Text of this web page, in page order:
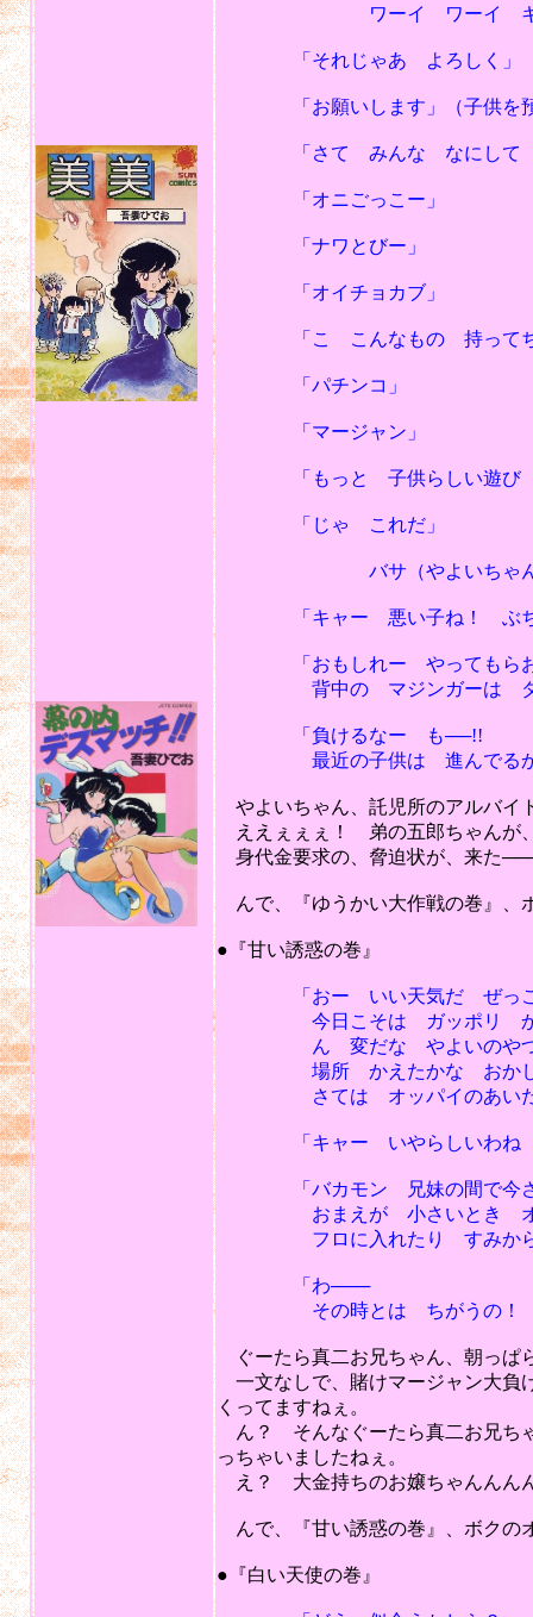
ワーイ ワーイ キ
「それじゃあ よろしく」
「お願いします」（子供を預
「さて みんな なにして 遊
「オニごっこー」
「ナワとびー」
「オイチョカブ」
「こ こんなもの 持ってち
「パチンコ」
「マージャン」
「もっと 子供らしい遊び
「じゃ これだ」
バサ（やよいちゃんのス
「キャー 悪い子ね！ ぶち
「おもしれー やってもらお
背中の マジンガーは ダテ
「負けるなー も──!!
最近の子供は 進んでるか
やよいちゃん、託児所のアルバイ
ええぇぇぇ！ 弟の五郎ちゃんが
身代金要求の、脅迫状が、来た
んで、『ゆうかい大作戦の巻』、
●『甘い誘惑の巻』
「おー いい天気だ ぜっこ
今日こそは ガッポリ かせ
ん 変だな やよいのやつ
場所 かえたかな おかしい
さては オッパイのあいだに
「キャー いやらしいわね お
「バカモン 兄妹の間で今さ
おまえが 小さいとき オシメ
フロに入れたり すみからす
「わ───
その時とは ちがうの！ 今
ぐーたら真二お兄ちゃん、朝っぱ
一文なしで、賭けマージャン大負
くってますねぇ。
ん？ そんなぐーたら真二お兄ち
っちゃいましたねぇ。
え？ 大金持ちのお嬢ちゃんんん
んで、『甘い誘惑の巻』、ボクの
●『白い天使の巻』